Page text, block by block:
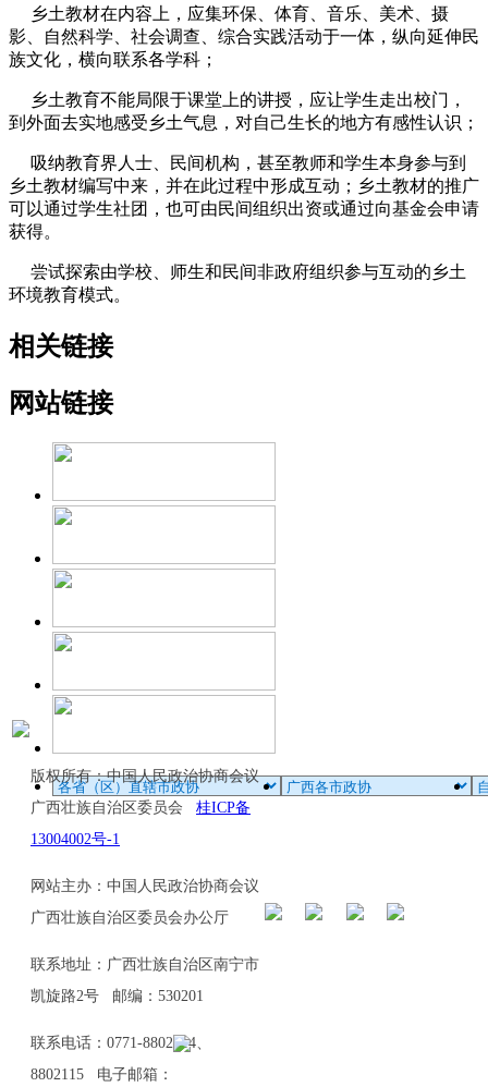
乡土教材在内容上，应集环保、体育、音乐、美术、摄
影、自然科学、社会调查、综合实践活动于一体，纵向延伸民
族文化，横向联系各学科；
乡土教育不能局限于课堂上的讲授，应让学生走出校门，
到外面去实地感受乡土气息，对自己生长的地方有感性认识；
吸纳教育界人士、民间机构，甚至教师和学生本身参与到
乡土教材编写中来，并在此过程中形成互动；乡土教材的推广
可以通过学生社团，也可由民间组织出资或通过向基金会申请
获得。
尝试探索由学校、师生和民间非政府组织参与互动的乡土
环境教育模式。
相关链接
网站链接
版权所有：中国人民政治协商会议
广西壮族自治区委员会 桂ICP备
13004002号-1
网站主办：中国人民政治协商会议
广西壮族自治区委员会办公厅
联系地址：广西壮族自治区南宁市
凯旋路2号 邮编：530201
联系电话：0771-8802114、
8802115 电子邮箱：